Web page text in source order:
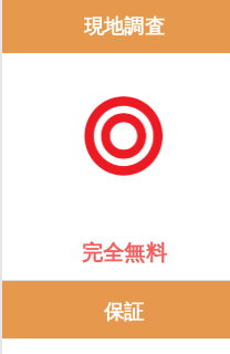
現地調査
完全無料
保証